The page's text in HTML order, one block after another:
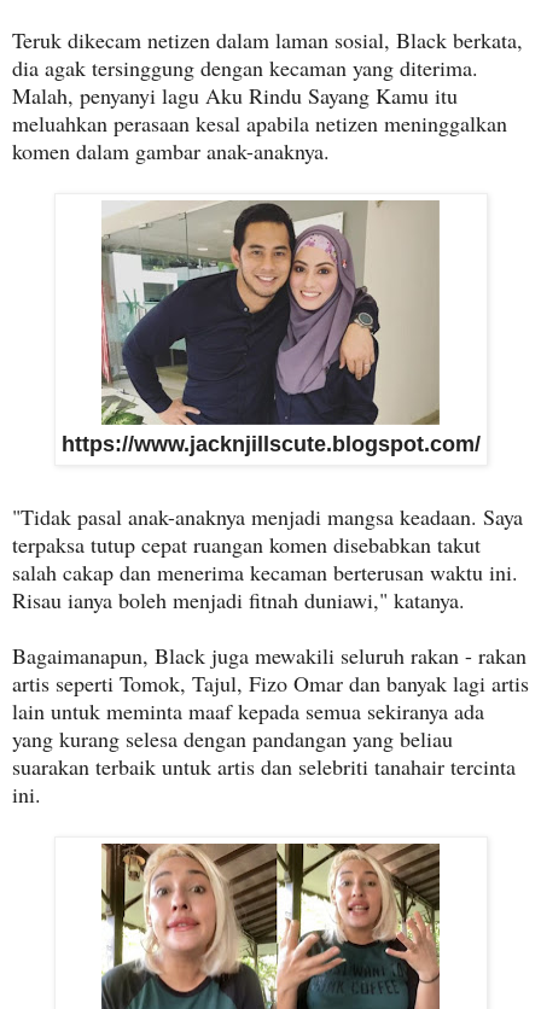
Teruk dikecam netizen dalam laman sosial, Black berkata,
dia agak tersinggung dengan kecaman yang diterima.
Malah, penyanyi lagu Aku Rindu Sayang Kamu itu
meluahkan perasaan kesal apabila netizen meninggalkan
komen dalam gambar anak-anaknya.
https://www.jacknjillscute.blogspot.com/
"Tidak pasal anak-anaknya menjadi mangsa keadaan. Saya
terpaksa tutup cepat ruangan komen disebabkan takut
salah cakap dan menerima kecaman berterusan waktu ini.
Risau ianya boleh menjadi fitnah duniawi," katanya.
Bagaimanapun, Black juga mewakili seluruh rakan - rakan
artis seperti Tomok, Tajul, Fizo Omar dan banyak lagi artis
lain untuk meminta maaf kepada semua sekiranya ada
yang kurang selesa dengan pandangan yang beliau
suarakan terbaik untuk artis dan selebriti tanahair tercinta
ini.